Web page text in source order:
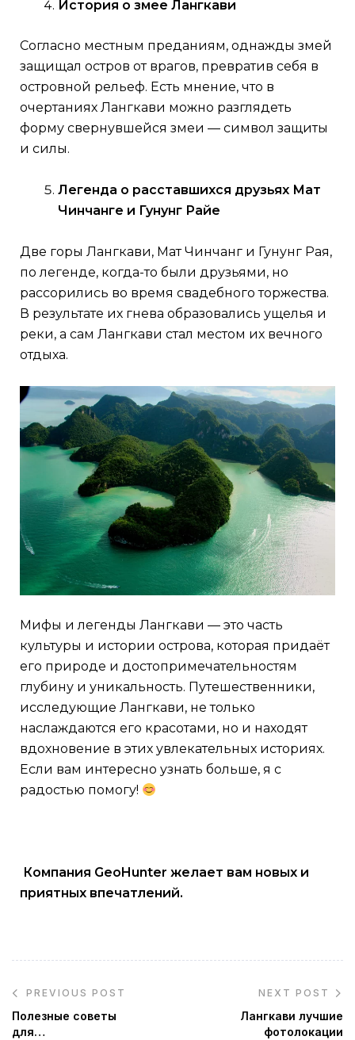
История о змее Лангкави
Согласно местным преданиям, однажды змей
защищал остров от врагов, превратив себя в
островной рельеф. Есть мнение, что в
очертаниях Лангкави можно разглядеть
форму свернувшейся змеи — символ защиты
и силы.
Легенда о расставшихся друзьях Мат
Чинчанге и Гунунг Райе
Две горы Лангкави, Мат Чинчанг и Гунунг Рая,
по легенде, когда-то были друзьями, но
рассорились во время свадебного торжества.
В результате их гнева образовались ущелья и
реки, а сам Лангкави стал местом их вечного
отдыха.
Мифы и легенды Лангкави — это часть
культуры и истории острова, которая придаёт
его природе и достопримечательностям
глубину и уникальность. Путешественники,
исследующие Лангкави, не только
наслаждаются его красотами, но и находят
вдохновение в этих увлекательных историях.
Если вам интересно узнать больше, я с
радостью помогу!
Компания GeoHunter желает вам новых и
приятных впечатлений.
PREVIOUS POST
Полезные советы
для
NEXT POST
Лангкави лучшие
фотолокации